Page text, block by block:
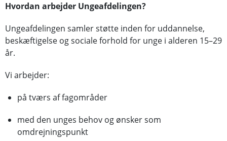
Hvordan arbejder Ungeafdelingen?
Ungeafdelingen samler støtte inden for uddannelse,
beskæftigelse og sociale forhold for unge i alderen 15–29
år.
Vi arbejder:
på tværs af fagområder
med den unges behov og ønsker som
omdrejningspunkt